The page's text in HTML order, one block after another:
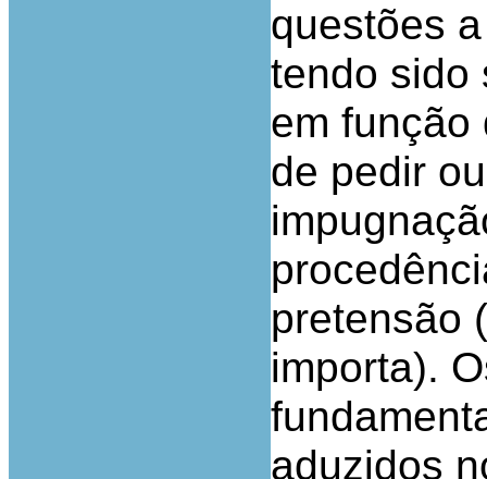
questões
tendo sido
em função
de pedir
pretensão
importa).
aduzidos